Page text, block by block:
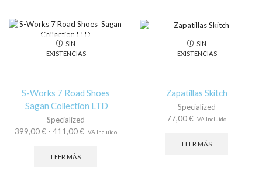
SIN
EXISTENCIAS
S-Works 7 Road Shoes
Sagan Collection LTD
Specialized
399,00€ - 411,00€Rango
IVA Incluido
LEER MÁS
SIN
EXISTENCIAS
Zapatillas Skitch
Specialized
77,00€ IVA Incluido
LEER MÁS